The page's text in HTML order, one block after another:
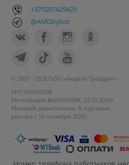
+375297429429
@AMDbybot
© 2007 - 2026 ООО «Амдбай Трейдинг»
УНП 692162598
Регистрация №692162598, 22.05.2020г.
Минский райисполком. В торговом
реестре с 14 сентября 2020г.